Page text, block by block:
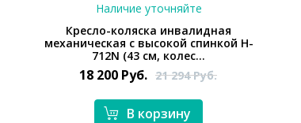
Наличие уточняйте
Кресло-коляска инвалидная
механическая с высокой спинкой H-
712N (43 см, колес...
18 200 Руб. 21 294Руб.
В корзину